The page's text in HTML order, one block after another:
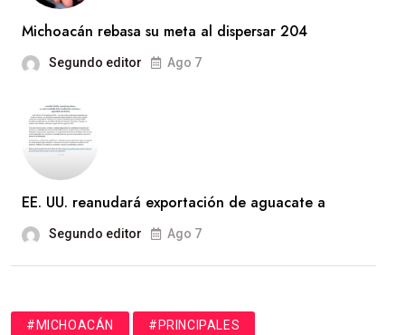
Michoacán rebasa su meta al dispersar 204
Segundo editor Ago 7
EE. UU. reanudará exportación de aguacate a
Segundo editor Ago 7
#MICHOACÁN #PRINCIPALES